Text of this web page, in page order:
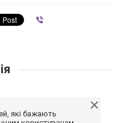
які бажають